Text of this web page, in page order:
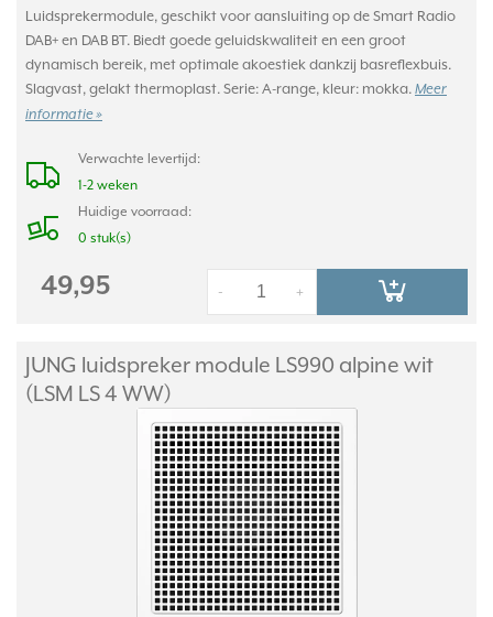
Luidsprekermodule, geschikt voor aansluiting op de Smart Radio
DAB+ en DAB BT. Biedt goede geluidskwaliteit en een groot
dynamisch bereik, met optimale akoestiek dankzij basreflexbuis.
Slagvast, gelakt thermoplast. Serie: A-range, kleur: mokka. Meer
informatie »
Verwachte levertijd:
1-2 weken
Huidige voorraad:
0 stuk(s)
49,95 +
-
JUNG luidspreker module LS990 alpine wit
(LSM LS 4 WW)